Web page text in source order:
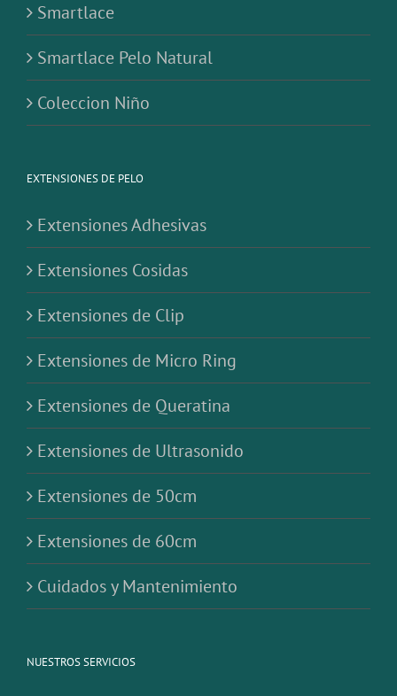
Smartlace
Smartlace Pelo Natural
Coleccion Niño
EXTENSIONES DE PELO
Extensiones Adhesivas
Extensiones Cosidas
Extensiones de Clip
Extensiones de Micro Ring
Extensiones de Queratina
Extensiones de Ultrasonido
Extensiones de 50cm
Extensiones de 60cm
Cuidados y Mantenimiento
NUESTROS SERVICIOS